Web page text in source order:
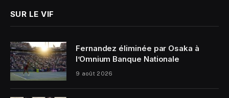
SUR LE VIF
Fernandez éliminée par Osaka à
l’Omnium Banque Nationale
9 août 2026